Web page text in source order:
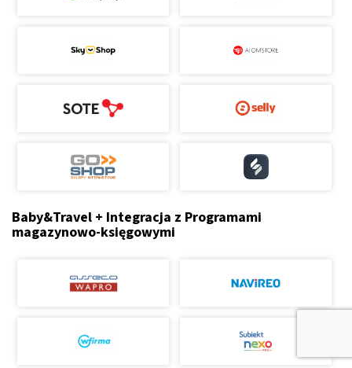
Baby&Travel + Integracja z Programami
magazynowo-księgowymi